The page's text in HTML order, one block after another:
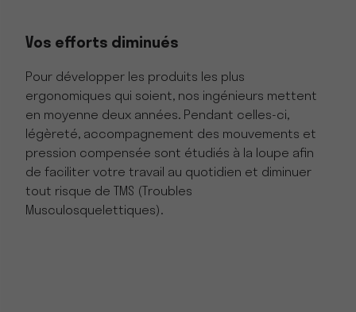
Vos efforts diminués
Pour développer les produits les plus
ergonomiques qui soient, nos ingénieurs mettent
en moyenne deux années. Pendant celles-ci,
légèreté, accompagnement des mouvements et
pression compensée sont étudiés à la loupe afin
de faciliter votre travail au quotidien et diminuer
tout risque de TMS (Troubles
Musculosquelettiques).